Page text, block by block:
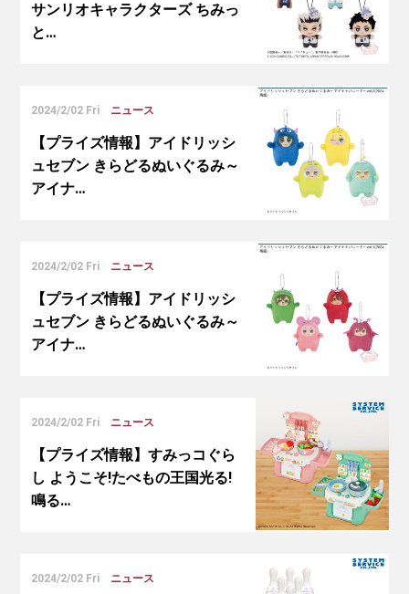
サンリオキャラクターズ ちみっ
と…
2024/2/02 Fri ニュース
【プライズ情報】アイドリッシ
ュセブン きらどるぬいぐるみ～
アイナ…
2024/2/02 Fri ニュース
【プライズ情報】アイドリッシ
ュセブン きらどるぬいぐるみ～
アイナ…
2024/2/02 Fri ニュース
【プライズ情報】すみっコぐら
し ようこそ!たべもの王国光る!
鳴る…
2024/2/02 Fri ニュース